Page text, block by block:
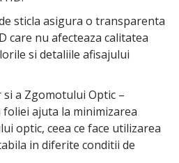
sticla asigura o transparenta
care nu afecteaza calitatea
si detaliile afisajului
si a Zgomotului Optic –
ajuta la minimizarea
optic, ceea ce face utilizarea
in diferite conditii de